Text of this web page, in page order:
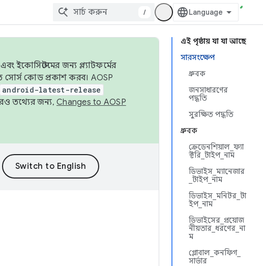
/
এই পৃষ্ঠায় যা যা আছে
সারসংক্ষেপ
ধ্রুবক
জনসাধারণের
পদ্ধতি
সুরক্ষিত পদ্ধতি
ধ্রুবক
ক্রেডেনশিয়াল_ফ্যা
ক্টরি_টাইপ_নাম
ডিভাইস_ম্যানেজার
_টাইপ_নাম
ডিভাইস_মনিটর_টা
ইপ_নাম
ডিভাইসের_প্রয়োজ
নীয়তার_ধরণের_না
ম
গ্লোবাল_কনফিগ_
সার্ভার
ইকোসিস্টেমের জন্য প্ল্যাটফর্মের
সোর্স কোড প্রকাশ করব। AOSP
android-latest-release
তথ্যের জন্য, Changes to AOSP